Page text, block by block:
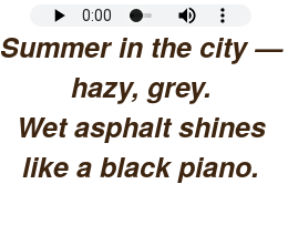
Summer in the city —
hazy, grey.
Wet asphalt shines
like a black piano.